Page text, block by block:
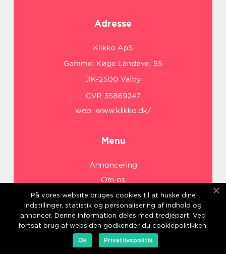
Adresse
web: www.klikko.dk/
Menu
Annoncering
Om os
Cookies
Kontakt os
Sitemap
På vores website bruges cookies til at huske dine
indstillinger, statistik og personalisering af indhold og
annoncer. Denne information deles med tredjepart. Ved
fortsat brug af websiden godkender du cookiepolitikken.
Ok
Privatlivspolitik